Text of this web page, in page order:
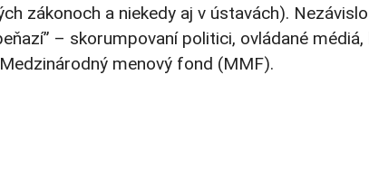
zákonoch a niekedy aj v ústavách).
– skorumpovaní politici, ovládané
menový fond (MMF).